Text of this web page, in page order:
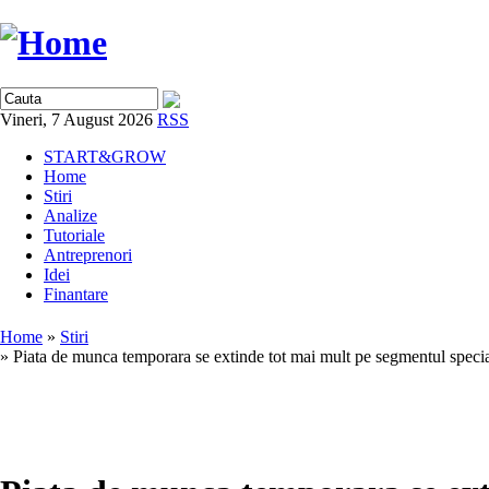
Vineri, 7 August 2026 RSS
START&GROW
Home
Stiri
Analize
Tutoriale
Antreprenori
Idei
Finantare
Home » Stiri
» Piata de munca temporara se extinde tot mai mult pe segmentul